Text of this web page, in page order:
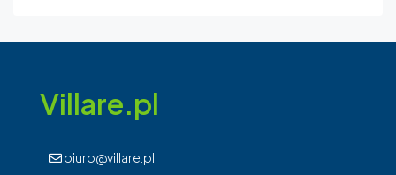
Villare.pl
biuro@villare.pl